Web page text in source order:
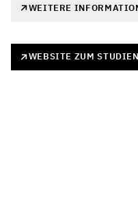
WEITERE
WEBSITE ZUM